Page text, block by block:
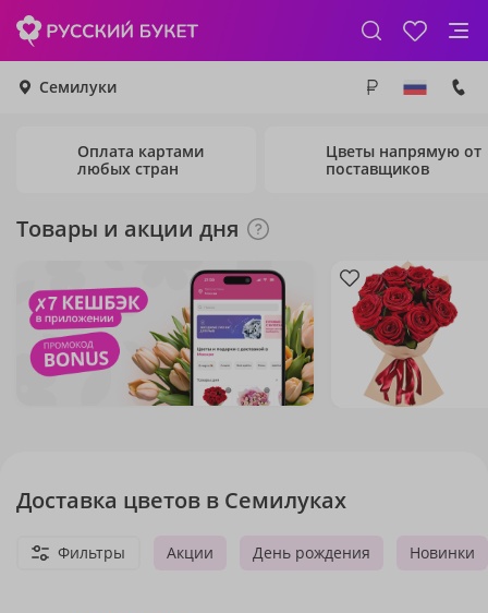
Семилуки
Оплата картами
любых стран
Цветы напрямую от
поставщиков
Товары и акции дня
Доставка цветов в Семилуках
Акции День рождения Новинки
Фильтры